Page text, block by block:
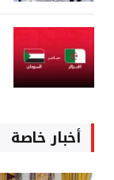
أخبار خاصة